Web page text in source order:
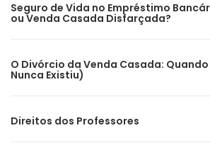
Seguro de Vida no Empréstimo
ou Venda Casada Disfarçada?
O Divórcio da Venda Casada:
Nunca Existiu)
Direitos dos Professores